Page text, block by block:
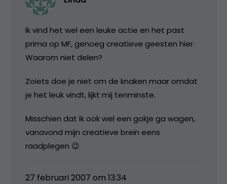
Ik vind het wel een leuke actie en het past
prima op MF, genoeg creatieve geesten hier.
Waarom niet delen?
Zoiets doe je niet om de knaken maar omdat
je het leuk vindt, lijkt mij tenminste.
Misschien dat ik ook wel een gokje ga wagen,
vanavond mijn creatieve brein eens
raadplegen 😉
27 februari 2007 om 13:34